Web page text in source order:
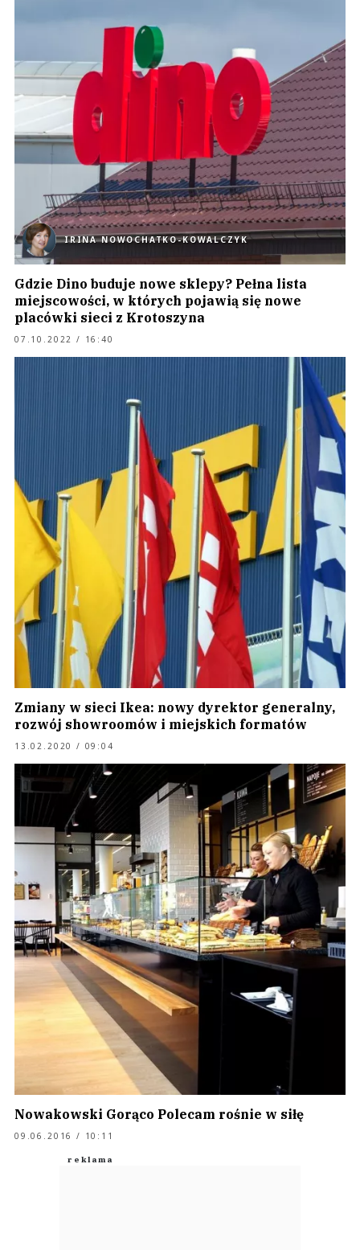
IRINA NOWOCHATKO-KOWALCZYK
Gdzie Dino buduje nowe sklepy? Pełna lista
miejscowości, w których pojawią się nowe
placówki sieci z Krotoszyna
07.10.2022 / 16:40
Zmiany w sieci Ikea: nowy dyrektor generalny,
rozwój showroomów i miejskich formatów
13.02.2020 / 09:04
Nowakowski Gorąco Polecam rośnie w siłę
09.06.2016 / 10:11